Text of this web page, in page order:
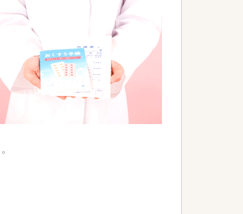
。全体的に若手の方が多く20